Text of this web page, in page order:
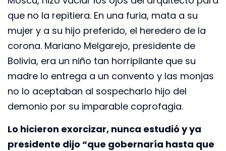
que no la repitiera. En una furia, mata a su
mujer y a su hijo preferido, el heredero de la
corona. Mariano Melgarejo, presidente de
Bolivia, era un niño tan horripilante que su
madre lo entrega a un convento y las monjas
no lo aceptaban al sospecharlo hijo del
demonio por su imparable coprofagia.
Lo hicieron exorcizar, nunca estudió y ya
presidente dijo “que gobernaría hasta que